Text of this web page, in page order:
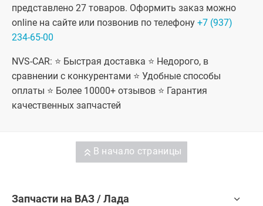
представлено 27 товаров. Оформить заказ можно
online на сайте или позвонив по телефону +7 (937)
234-65-00
NVS-CAR: ⭐ Быстрая доставка ⭐ Недорого, в
сравнении с конкурентами ⭐ Удобные способы
оплаты ⭐ Более 10000+ отзывов ⭐ Гарантия
качественных запчастей
В начало страницы
Запчасти на ВАЗ / Лада